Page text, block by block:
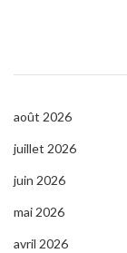
août 2026
juillet 2026
juin 2026
mai 2026
avril 2026